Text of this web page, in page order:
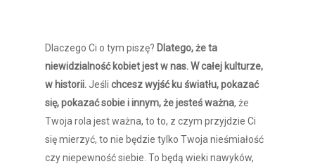
Dlaczego Ci o tym piszę? Dlatego, że ta
niewidzialność kobiet jest w nas. W całej kulturze,
w historii. Jeśli chcesz wyjść ku światłu, pokazać
się, pokazać sobie i innym, że jesteś ważna, że
Twoja rola jest ważna, to to, z czym przyjdzie Ci
się mierzyć, to nie będzie tylko Twoja nieśmiałość
czy niepewność siebie. To będą wieki nawyków,